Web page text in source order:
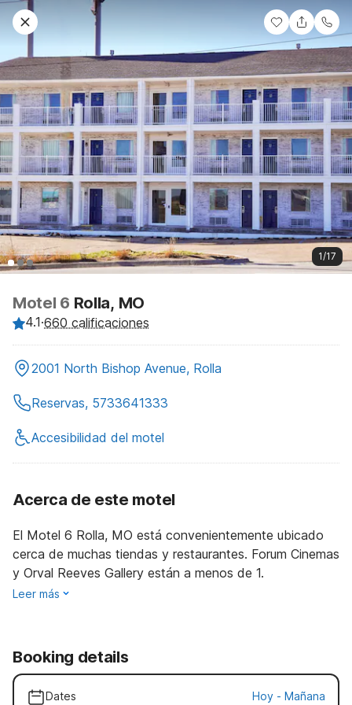
1/17
Motel 6 Rolla, MO
4.1·660 calificaciones
2001 North Bishop Avenue, Rolla
Reservas, 5733641333
Accesibilidad del motel
Acerca de este motel
El Motel 6 Rolla, MO está convenientemente ubicado
cerca de muchas tiendas y restaurantes. Forum Cinemas
y Orval Reeves Gallery están a menos de 1.
Leer más
Booking details
Dates Hoy - Mañana